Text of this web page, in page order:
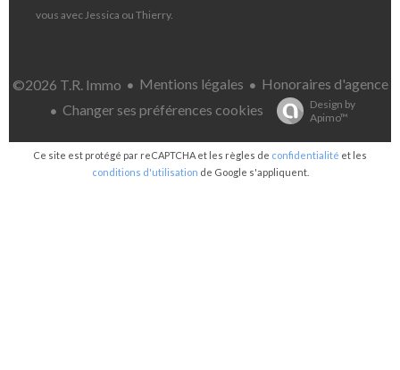
vous avec Jessica ou Thierry.
©2026 T.R. Immo Mentions légales
Honoraires d'agence
Changer ses préférences cookies
Design by
Apimo™
Ce site est protégé par reCAPTCHA et les règles de confidentialité et les
conditions d'utilisation de Google s'appliquent.